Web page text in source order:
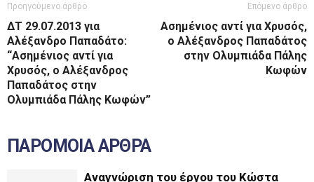
Προηγούμενο άρθρο
ΔΤ 29.07.2013 για
Αλέξανδρο Παπαδάτο:
“Ασημένιος αντί για
Χρυσός, ο Αλέξανδρος
Παπαδάτος στην
Ολυμπιάδα Πάλης Κωφών”
Επόμενο άρθρο
Ασημένιος αντί για Χρυσός,
ο Αλέξανδρος Παπαδάτος
στην Ολυμπιάδα Πάλης
Κωφών
ΠΑΡΟΜΟΙΑ ΑΡΘΡΑ
Αναγνώριση του έργου του Κώστα